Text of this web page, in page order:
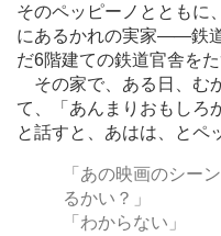
そのペッピーノとともに
にあるかれの実家――鉄
だ6階建ての鉄道官舎をた
その家で、ある日、む
て、「あんまりおもしろ
と話すと、あはは、とペ
「あの映画のシー
るかい？」
「わからない」